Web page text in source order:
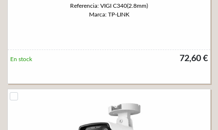
Referencia: VIGI C340(2.8mm)
Marca: TP-LINK
72,60 €
En stock